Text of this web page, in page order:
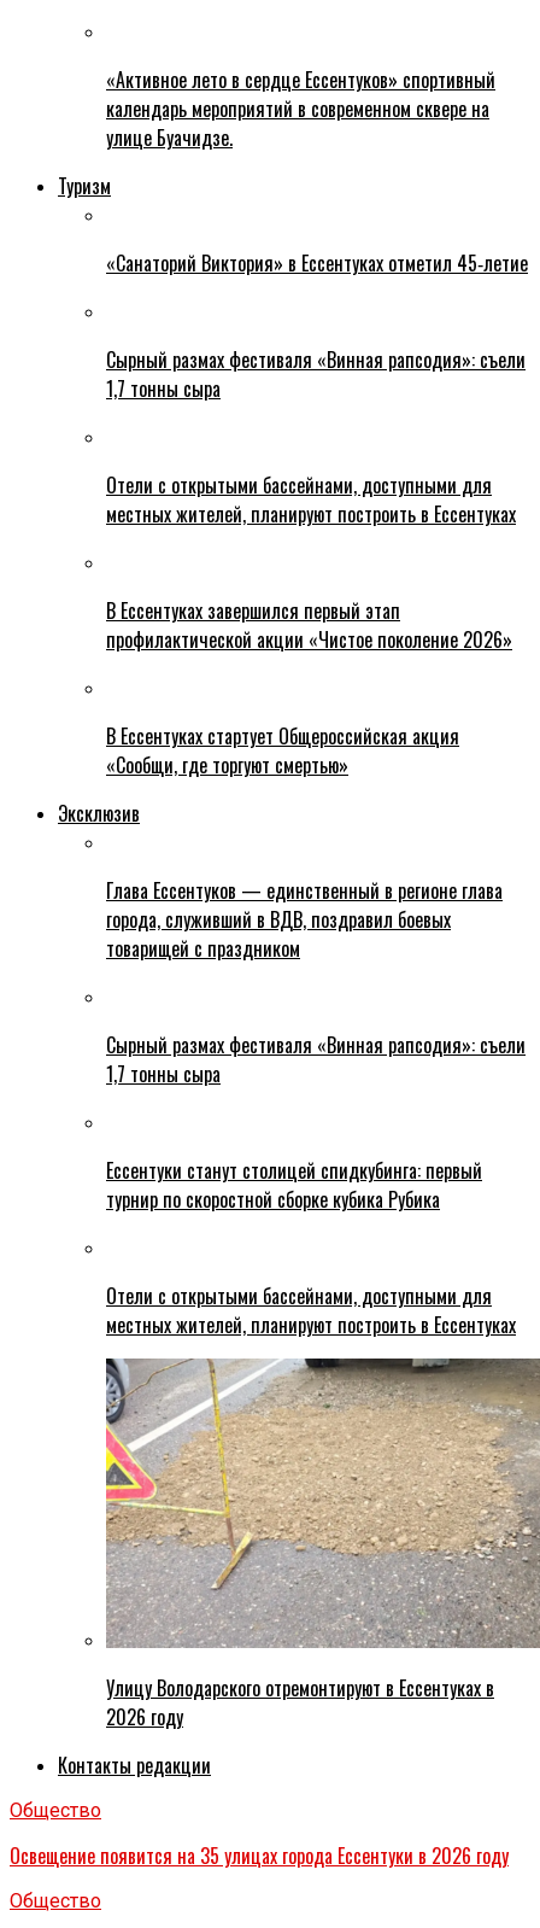
«Активное лето в сердце Ессентуков» спортивный
календарь мероприятий в современном сквере на
улице Буачидзе.
Туризм
«Санаторий Виктория» в Ессентуках отметил 45‑летие
Сырный размах фестиваля «Винная рапсодия»: съели
1,7 тонны сыра
Отели с открытыми бассейнами, доступными для
местных жителей, планируют построить в Ессентуках
В Ессентуках завершился первый этап
профилактической акции «Чистое поколение 2026»
В Ессентуках стартует Общероссийская акция
«Сообщи, где торгуют смертью»
Эксклюзив
Глава Ессентуков — единственный в регионе глава
города, служивший в ВДВ, поздравил боевых
товарищей с праздником
Сырный размах фестиваля «Винная рапсодия»: съели
1,7 тонны сыра
Ессентуки станут столицей спидкубинга: первый
турнир по скоростной сборке кубика Рубика
Отели с открытыми бассейнами, доступными для
местных жителей, планируют построить в Ессентуках
Улицу Володарского отремонтируют в Ессентуках в
2026 году
Контакты редакции
Общество
Освещение появится на 35 улицах города Ессентуки в 2026 году
Общество